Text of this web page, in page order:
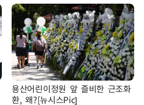
용산어린이정원 앞 즐비한 근조화
환, 왜?[뉴시스Pic]